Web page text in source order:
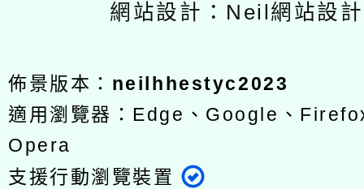
網站設計：Neil網站設
佈景版本： neilhhestyc2023
適用瀏覽器：Edge、Google、
Opera
支援行動瀏覽裝置